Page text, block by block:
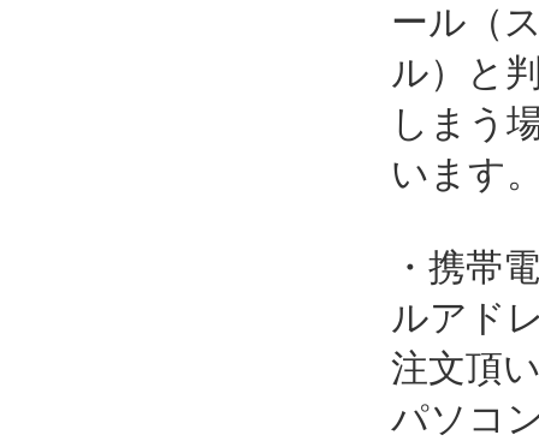
ール（
ル）と
しまう
います
・携帯
ルアド
注文頂
パソコ